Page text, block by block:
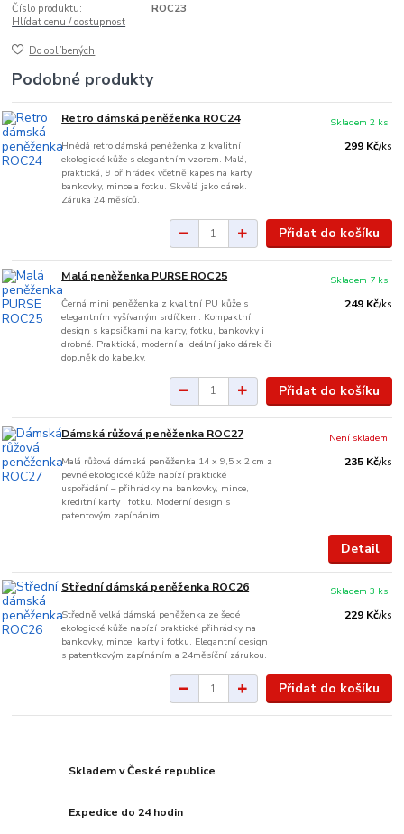
Číslo produktu:
ROC23
Hlídat cenu / dostupnost
Do oblíbených
Podobné produkty
Retro dámská peněženka ROC24
Hnědá retro dámská peněženka z kvalitní
ekologické kůže s elegantním vzorem. Malá,
praktická, 9 přihrádek včetně kapes na karty,
bankovky, mince a fotku. Skvělá jako dárek.
Záruka 24 měsíců.
299 Kč/ks
Skladem 2 ks
Přidat do košíku
Malá peněženka PURSE ROC25
Černá mini peněženka z kvalitní PU kůže s
elegantním vyšívaným srdíčkem. Kompaktní
design s kapsičkami na karty, fotku, bankovky i
drobné. Praktická, moderní a ideální jako dárek či
doplněk do kabelky.
249 Kč/ks
Skladem 7 ks
Přidat do košíku
Dámská růžová peněženka ROC27
Malá růžová dámská peněženka 14 x 9,5 x 2 cm z
pevné ekologické kůže nabízí praktické
uspořádání – přihrádky na bankovky, mince,
kreditní karty i fotku. Moderní design s
patentovým zapínáním.
235 Kč/ks
Není skladem
Detail
Střední dámská peněženka ROC26
Středně velká dámská peněženka ze šedé
ekologické kůže nabízí praktické přihrádky na
bankovky, mince, karty i fotku. Elegantní design
s patentkovým zapínáním a 24měsíční zárukou.
229 Kč/ks
Skladem 3 ks
Přidat do košíku
Skladem v České republice
Expedice do 24 hodin